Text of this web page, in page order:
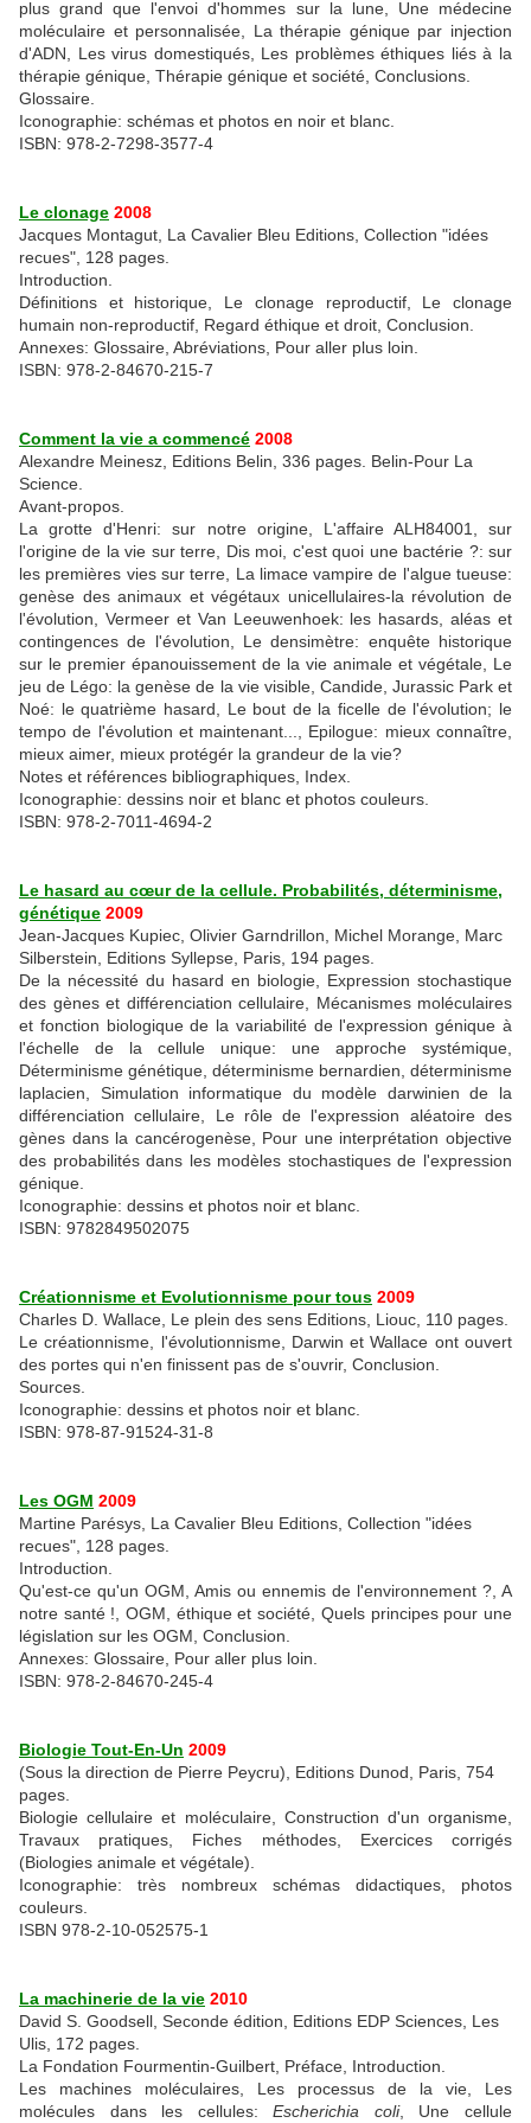
plus grand que l'envoi d'hommes sur la lune, Une médecine
moléculaire et personnalisée, La thérapie génique par injection
d'ADN, Les virus domestiqués, Les problèmes éthiques liés à la
thérapie génique, Thérapie génique et société, Conclusions.
Glossaire.
Iconographie: schémas et photos en noir et blanc.
ISBN: 978-2-7298-3577-4
Le clonage 2008
Jacques Montagut, La Cavalier Bleu Editions, Collection "idées
recues", 128 pages.
Introduction.
Définitions et historique, Le clonage reproductif, Le clonage
humain non-reproductif, Regard éthique et droit, Conclusion.
Annexes: Glossaire, Abréviations, Pour aller plus loin.
ISBN: 978-2-84670-215-7
Comment la vie a commencé 2008
Alexandre Meinesz, Editions Belin, 336 pages. Belin-Pour La
Science.
Avant-propos.
La grotte d'Henri: sur notre origine, L'affaire ALH84001, sur
l'origine de la vie sur terre, Dis moi, c'est quoi une bactérie ?: sur
les premières vies sur terre, La limace vampire de l'algue tueuse:
genèse des animaux et végétaux unicellulaires-la révolution de
l'évolution, Vermeer et Van Leeuwenhoek: les hasards, aléas et
contingences de l'évolution, Le densimètre: enquête historique
sur le premier épanouissement de la vie animale et végétale, Le
jeu de Légo: la genèse de la vie visible, Candide, Jurassic Park et
Noé: le quatrième hasard, Le bout de la ficelle de l'évolution; le
tempo de l'évolution et maintenant..., Epilogue: mieux connaître,
mieux aimer, mieux protégér la grandeur de la vie?
Notes et références bibliographiques, Index.
Iconographie: dessins noir et blanc et photos couleurs.
ISBN: 978-2-7011-4694-2
Le hasard au cœur de la cellule. Probabilités, déterminisme,
génétique 2009
Jean-Jacques Kupiec, Olivier Garndrillon, Michel Morange, Marc
Silberstein, Editions Syllepse, Paris, 194 pages.
De la nécessité du hasard en biologie, Expression stochastique
des gènes et différenciation cellulaire, Mécanismes moléculaires
et fonction biologique de la variabilité de l'expression génique à
l'échelle de la cellule unique: une approche systémique,
Déterminisme génétique, déterminisme bernardien, déterminisme
laplacien, Simulation informatique du modèle darwinien de la
différenciation cellulaire, Le rôle de l'expression aléatoire des
gènes dans la cancérogenèse, Pour une interprétation objective
des probabilités dans les modèles stochastiques de l'expression
génique.
Iconographie: dessins et photos noir et blanc.
ISBN: 9782849502075
Créationnisme et Evolutionnisme pour tous 2009
Charles D. Wallace, Le plein des sens Editions, Liouc, 110 pages.
Le créationnisme, l'évolutionnisme, Darwin et Wallace ont ouvert
des portes qui n'en finissent pas de s'ouvrir, Conclusion.
Sources.
Iconographie: dessins et photos noir et blanc.
ISBN: 978-87-91524-31-8
Les OGM 2009
Martine Parésys, La Cavalier Bleu Editions, Collection "idées
recues", 128 pages.
Introduction.
Qu'est-ce qu'un OGM, Amis ou ennemis de l'environnement ?, A
notre santé !, OGM, éthique et société, Quels principes pour une
législation sur les OGM, Conclusion.
Annexes: Glossaire, Pour aller plus loin.
ISBN: 978-2-84670-245-4
Biologie Tout-En-Un 2009
(Sous la direction de Pierre Peycru), Editions Dunod, Paris, 754
pages.
Biologie cellulaire et moléculaire, Construction d'un organisme,
Travaux pratiques, Fiches méthodes, Exercices corrigés
(Biologies animale et végétale).
Iconographie: très nombreux schémas didactiques, photos
couleurs.
ISBN 978-2-10-052575-1
La machinerie de la vie 2010
David S. Goodsell, Seconde édition, Editions EDP Sciences, Les
Ulis, 172 pages.
La Fondation Fourmentin-Guilbert, Préface, Introduction.
Les machines moléculaires, Les processus de la vie, Les
molécules dans les cellules:Escherichia coli, Une cellule